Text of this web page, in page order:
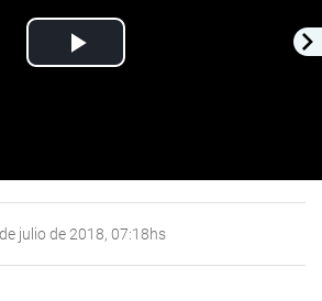
Play
julio de 2018, 07:18hs